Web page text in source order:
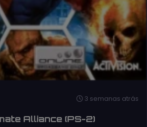
3 semanas atrás
Alliance (PS-2)